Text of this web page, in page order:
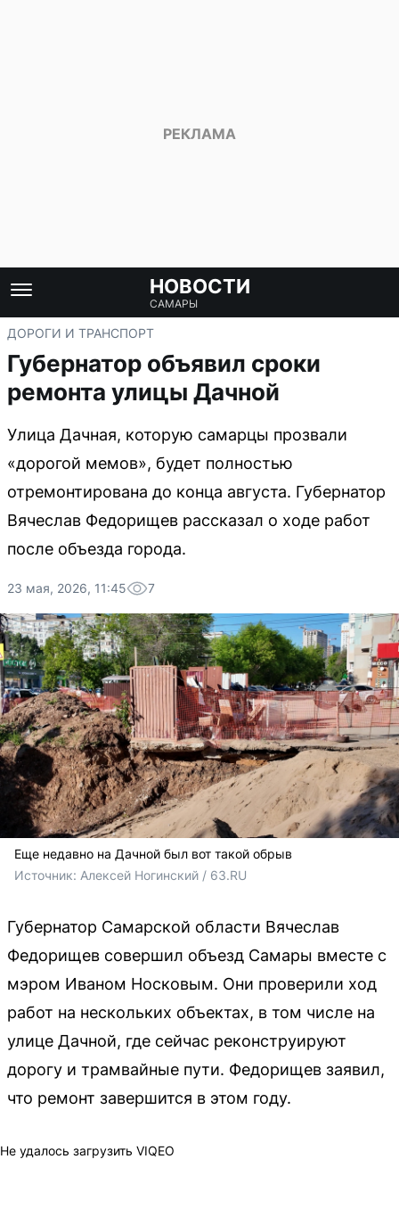
НОВОСТИ
САМАРЫ
ДОРОГИ И ТРАНСПОРТ
Губернатор объявил сроки
ремонта улицы Дачной
Улица Дачная, которую самарцы прозвали
«дорогой мемов», будет полностью
отремонтирована до конца августа. Губернатор
Вячеслав Федорищев рассказал о ходе работ
после объезда города.
23 мая, 2026, 11:45 7
Еще недавно на Дачной был вот такой обрыв
Источник: Алексей Ногинский / 63.RU
Губернатор Самарской области Вячеслав
Федорищев совершил объезд Самары вместе с
мэром Иваном Носковым. Они проверили ход
работ на нескольких объектах, в том числе на
улице Дачной, где сейчас реконструируют
дорогу и трамвайные пути. Федорищев заявил,
что ремонт завершится в этом году.
Не удалось загрузить VIQEO